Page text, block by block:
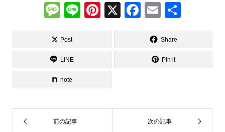
M
e
ss
a
g
e
Li
n
Pi
nt
st
X F
a
c
e
b
o
k
E
m
ail
有
Post Share
LINE Pin it
note